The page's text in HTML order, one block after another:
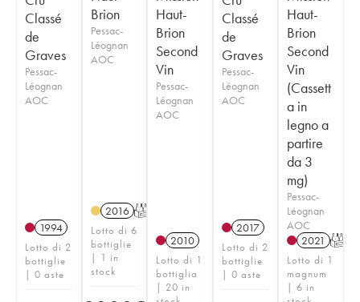
Classé
de
Graves
Pessac-
Léognan
AOC
1994
Lotto di 2
bottiglie
| 0 aste
Brion
Pessac-
Léognan
AOC
2016 T
Lotto di 6
bottiglie
| 1 in
stock
Haut-
Brion
Second
Vin
Pessac-
Léognan
AOC
2010
Lotto di 1
bottiglia
| 20 in
Classé
de
Graves
Pessac-
Léognan
AOC
2017
Lotto di 2
bottiglie
| 0 aste
Haut-
Brion
Second
Vin
(Cassett
a in
legno a
partire
da 3
mg)
Pessac-
Léognan
AOC
2021 T
Lotto di 1
magnum
| 6 in